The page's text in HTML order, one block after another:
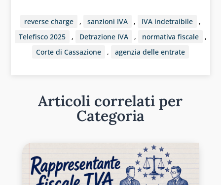
reverse charge , sanzioni IVA , IVA indetraibile
,
Telefisco 2025
, Detrazione IVA , normativa fiscale
,
Corte di Cassazione
, agenzia delle entrate
Articoli correlati per
Categoria